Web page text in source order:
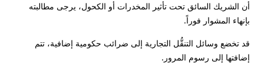
أن الشريك السائق تحت تأثير المخدرات أو الكحول، يرجى مطالبته
بإنهاء المشوار فوراً.
قد تخضع وسائل التنقُّل التجارية إلى ضرائب حكومية إضافية، تتم
إضافتها إلى رسوم المرور.